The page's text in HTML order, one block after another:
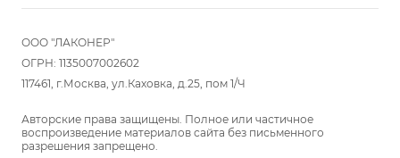
Вопрос-ответ
Реализованные проекты
Комплектуем шкаф-купе
Шкафы
Прихожие
Гостиные
Гардеробные
Детские
Кухни
ООО "ЛАКОНЕР"
ОГРН: 1135007002602
117461, г.Москва, ул.Каховка, д.25, пом 1/Ч
Авторские права защищены. Полное или частичное
воспроизведение материалов сайта без письменного
разрешения запрещено.